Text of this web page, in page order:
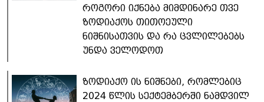
როგორი იქნება მიმდინარე თვე
ზოდიაქოს თითოეული
ნიშნისათვის და რა ცვლილებებს
უნდა ველოდოთ
ზოდიაქო ის ნიშნები, რომლებიც
2024 წლის სექტემბერში ნამდვილ